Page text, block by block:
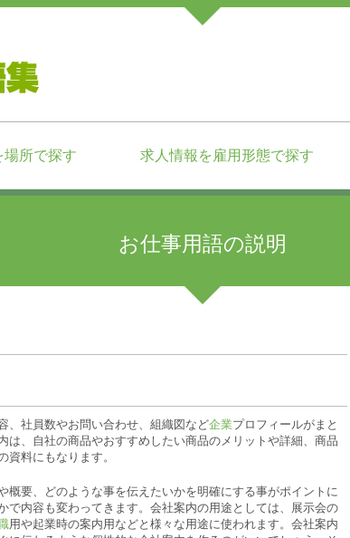
所で探す 求人情報を雇用形態で探す
お仕事用語の説明
、社員数やお問い合わせ、組織図など企業プロフィールがまと
、自社の商品やおすすめしたい商品のメリットや詳細、商品
料にもなります。
要、どのような事を伝えたいかを明確にする事がポイントに
で内容も変わってきます。会社案内の用途としては、展示会の
用や起業時の案内用などと様々な用途に使われます。会社案内